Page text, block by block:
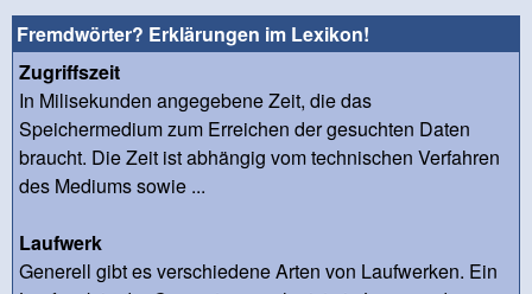
Fremdwörter? Erklärungen im Lexikon!
Zugriffszeit
In Milisekunden angegebene Zeit, die das
Speichermedium zum Erreichen der gesuchten Daten
braucht. Die Zeit ist abhängig vom technischen Verfahren
des Mediums sowie ...
Laufwerk
Generell gibt es verschiedene Arten von Laufwerken. Ein